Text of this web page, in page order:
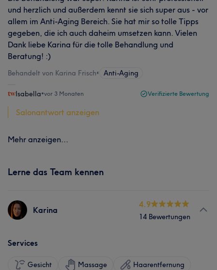
und herzlich und außerdem kennt sie sich super aus - vor
allem im Anti-Aging Bereich. Sie hat mir so tolle Tipps
gegeben, die ich auch daheim umsetzen kann. Vielen
Dank liebe Karina für die tolle Behandlung und
Beratung! :)
Behandelt von Karina Frisch• Anti-Aging
Isabella•vor 3 Monaten Verifizierte Bewertung
Salonantwort anzeigen
Mehr anzeigen...
Lerne das Team kennen
Karina
4.9
14 Bewertungen
Services
Gesicht Massage Haarentfernung